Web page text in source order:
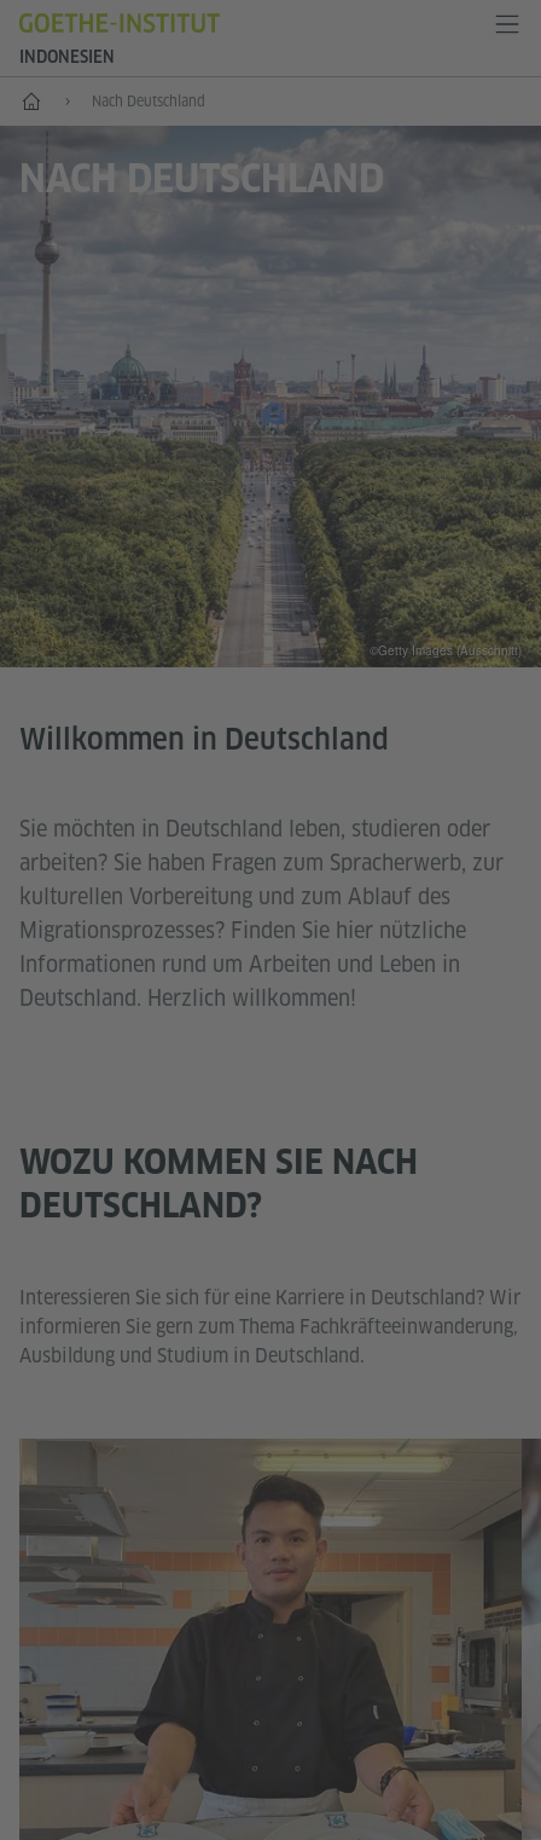
INDONESIEN
Start Nach Deutschland
NACH DEUTSCHLAND
©Getty Images (Ausschnitt)
Willkommen in Deutschland
Sie möchten in Deutschland leben, studieren oder
arbeiten? Sie haben Fragen zum Spracherwerb, zur
kulturellen Vorbereitung und zum Ablauf des
Migrationsprozesses? Finden Sie hier nützliche
Informationen rund um Arbeiten und Leben in
Deutschland. Herzlich willkommen!
WOZU KOMMEN SIE NACH
DEUTSCHLAND?
Interessieren Sie sich für eine Karriere in Deutschland? Wir
informieren Sie gern zum Thema Fachkräfteeinwanderung,
Ausbildung und Studium in Deutschland.